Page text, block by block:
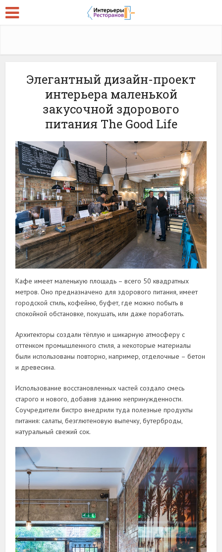
Элегантный дизайн-проект
интерьера маленькой
закусочной здорового
питания The Good Life
Кафе имеет маленькую площадь – всего 50 квадратных
метров. Оно предназначено для здорового питания, имеет
городской стиль, кофейню, буфет, где можно побыть в
спокойной обстановке, покушать, или даже поработать.
Архитекторы создали тёплую и шикарную атмосферу с
оттенком промышленного стиля, а некоторые материалы
были использованы повторно, например, отделочные – бетон
и древесина.
Использование восстановленных частей создало смесь
старого и нового, добавив зданию непринужденности.
Соучредители бистро внедрили туда полезные продукты
питания: салаты, безглютеновую выпечку, бутерброды,
натуральный свежий сок.